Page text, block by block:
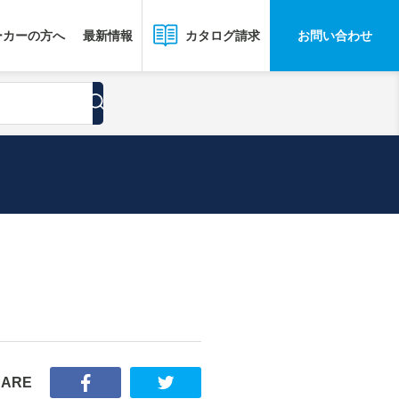
ーの方へ 最新情報 カタログ請求 お問い合わせ